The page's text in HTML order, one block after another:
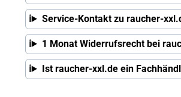
Service-Kontakt zu raucher-
1 Monat Widerrufsrecht bei
Ist raucher-xxl.de ein